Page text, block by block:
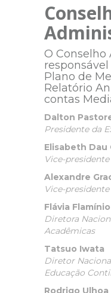
O
Plano de
Relatório
contas
Dalton
Presidente da
Elisabeth Dau
Vice-
Alexandre
Vice-
Flávia Flamínio
Diretora
Acadêmicas
Tatsuo Iwata
Diretor
Educação
Rodrigo